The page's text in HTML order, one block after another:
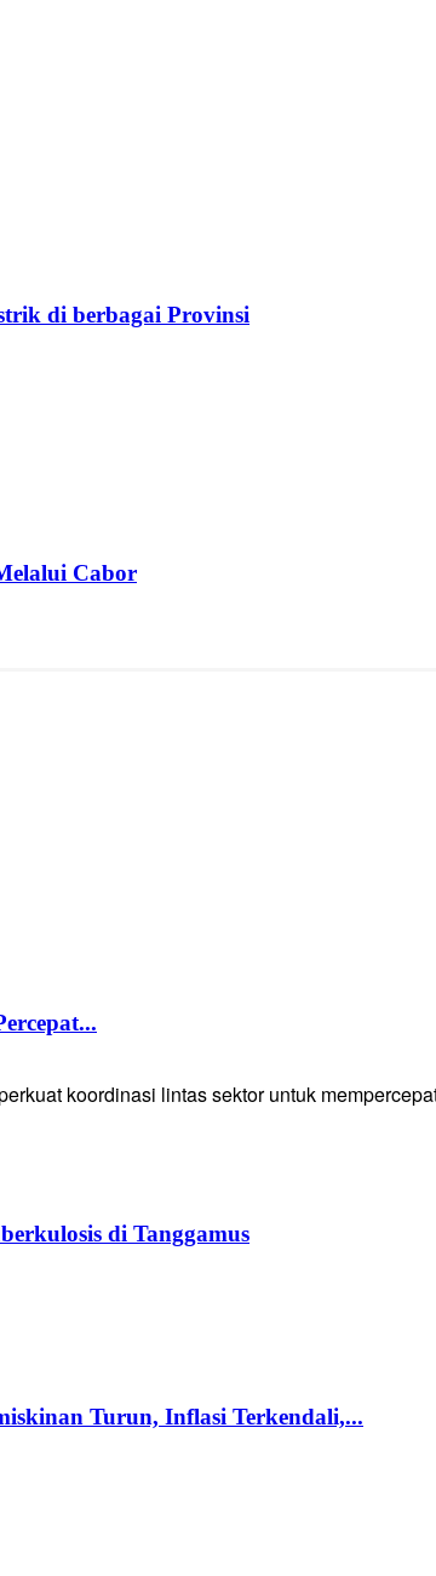
di berbagai Provinsi
Cabor
koordinasi lintas sektor untuk
di Tanggamus
Turun, Inflasi Terkendali,...